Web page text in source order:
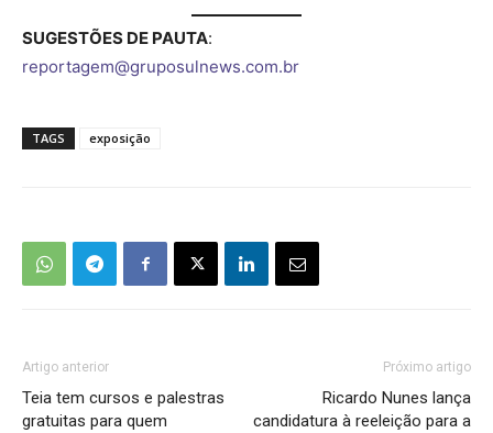
SUGESTÕES DE PAUTA:
reportagem@gruposulnews.com.br
TAGS exposição
Artigo anterior
Teia tem cursos e palestras
gratuitas para quem
Próximo artigo
Ricardo Nunes lança
candidatura à reeleição para a